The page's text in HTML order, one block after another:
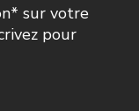
sur votre
pour